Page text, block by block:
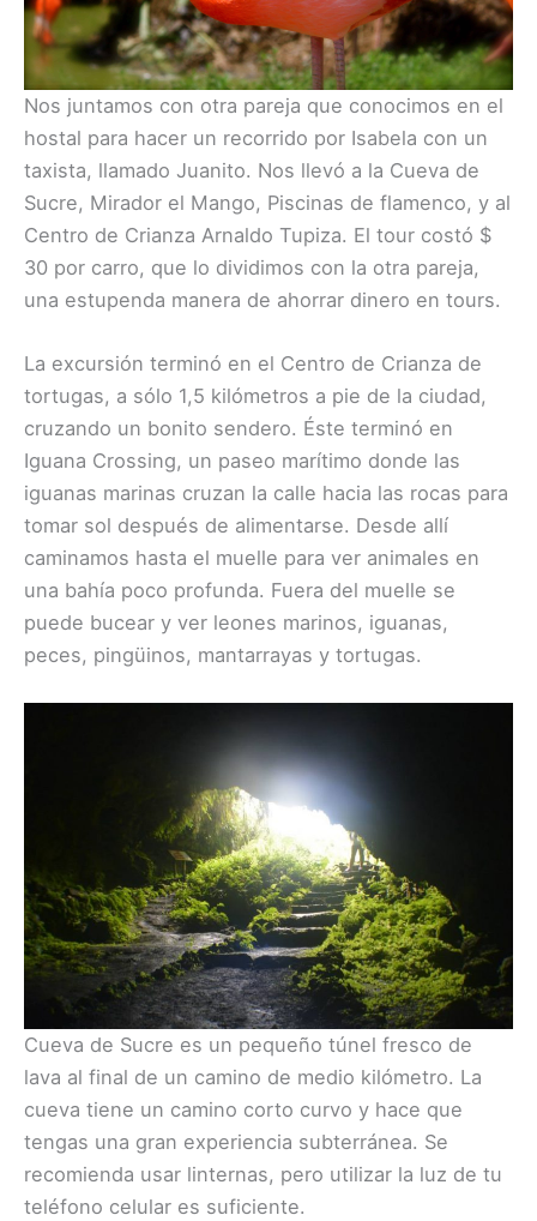
Nos juntamos con otra pareja que conocimos en el
hostal para hacer un recorrido por Isabela con un
taxista, llamado Juanito. Nos llevó a la Cueva de
Sucre, Mirador el Mango, Piscinas de flamenco, y al
Centro de Crianza Arnaldo Tupiza. El tour costó $
30 por carro, que lo dividimos con la otra pareja,
una estupenda manera de ahorrar dinero en tours.
La excursión terminó en el Centro de Crianza de
tortugas, a sólo 1,5 kilómetros a pie de la ciudad,
cruzando un bonito sendero. Éste terminó en
Iguana Crossing, un paseo marítimo donde las
iguanas marinas cruzan la calle hacia las rocas para
tomar sol después de alimentarse. Desde allí
caminamos hasta el muelle para ver animales en
una bahía poco profunda. Fuera del muelle se
puede bucear y ver leones marinos, iguanas,
peces, pingüinos, mantarrayas y tortugas.
Cueva de Sucre es un pequeño túnel fresco de
lava al final de un camino de medio kilómetro. La
cueva tiene un camino corto curvo y hace que
tengas una gran experiencia subterránea. Se
recomienda usar linternas, pero utilizar la luz de tu
teléfono celular es suficiente.